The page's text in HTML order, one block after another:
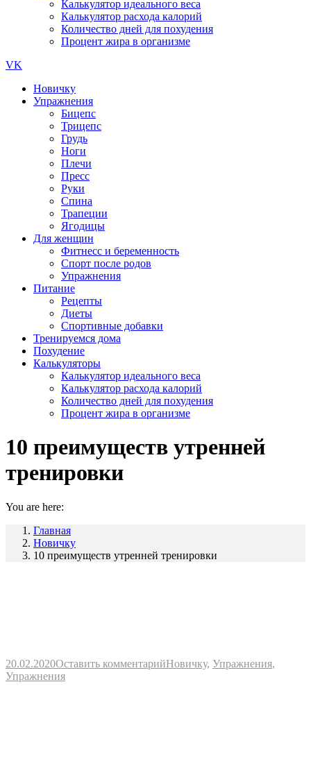
Калькулятор идеального веса
Калькулятор расхода калорий
Количество дней для похудения
Процент жира в организме
VK
Новичку
Упражнения
Бицепс
Трицепс
Грудь
Ноги
Плечи
Пресс
Руки
Спина
Трапеции
Ягодицы
Для женщин
Фитнесс и беременность
Спорт после родов
Упражнения
Питание
Рецепты
Диеты
Спортивные добавки
Тренируемся дома
Похудение
Калькуляторы
Калькулятор идеального веса
Калькулятор расхода калорий
Количество дней для похудения
Процент жира в организме
10 преимуществ утренней
тренировки
You are here:
Главная
Новичку
10 преимуществ утренней тренировки
20.02.2020Оставить комментарийНовичку, Упражнения,
Упражнения